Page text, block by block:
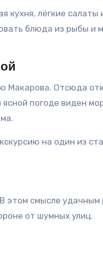
кухня, лёгкие
блюда из рыбы и
Макарова. Отсюда
погоде виден
на один из
этом смысле
от шумных улиц.